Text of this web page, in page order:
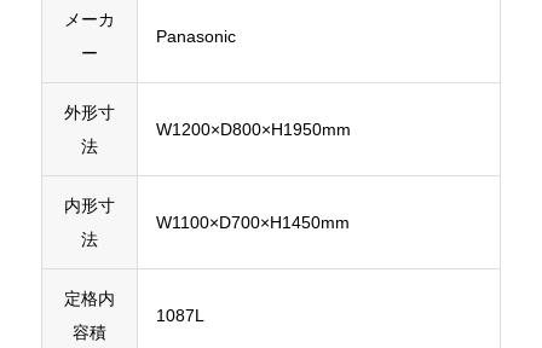
メーカ
ー
Panasonic
外形寸
法
W1200×D800×H1950mm
内形寸
法
W1100×D700×H1450mm
定格内
容積
1087L